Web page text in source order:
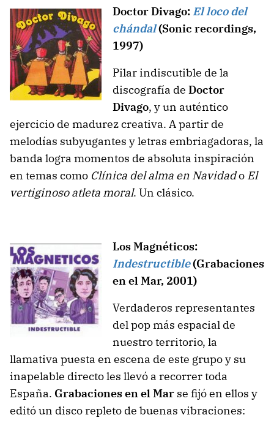
Doctor Divago: El loco del
chándal(Sonic recordings,
1997)
Pilar indiscutible de la
discografía de Doctor
Divago, y un auténtico
ejercicio de madurez creativa. A partir de
melodías subyugantes y letras embriagadoras, la
banda logra momentos de absoluta inspiración
en temas como Clínica del alma en Navidado El
vertiginoso atleta moral. Un clásico.
Los Magnéticos:
Indestructible(Grabaciones
en el Mar, 2001)
Verdaderos representantes
del pop más espacial de
nuestro territorio, la
llamativa puesta en escena de este grupo y su
inapelable directo les llevó a recorrer toda
España. Grabaciones en el Mar se fijó en ellos y
editó un disco repleto de buenas vibraciones: